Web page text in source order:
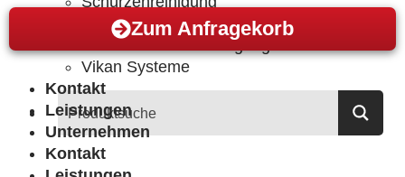
Seifen- | Desinfektionsmittelspender
Rad- und Sohlenreinigung
Vikan Systeme
Zum Anfragekorb
Kontakt
Leistungen
Unternehmen
Kontakt